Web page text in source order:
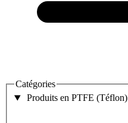
Catégories
Produits en PTFE (Téflon)